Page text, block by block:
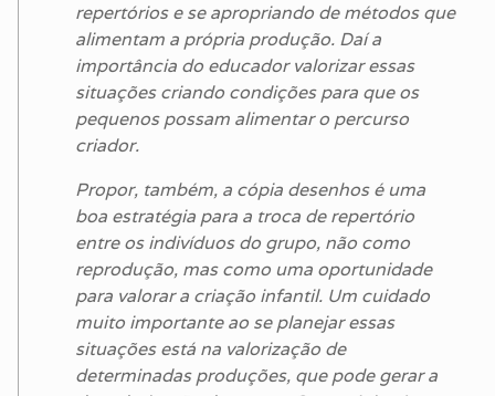
repertórios e se apropriando de métodos que
alimentam a própria produção. Daí a
importância do educador valorizar essas
situações criando condições para que os
pequenos possam alimentar o percurso
criador.
Propor, também, a cópia desenhos é uma
boa estratégia para a troca de repertório
entre os indivíduos do grupo, não como
reprodução, mas como uma oportunidade
para valorar a criação infantil. Um cuidado
muito importante ao se planejar essas
situações está na valorização de
determinadas produções, que pode gerar a